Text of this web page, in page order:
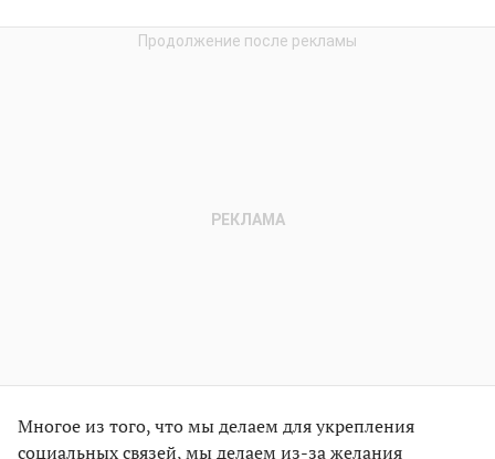
Многое из того, что мы делаем для укрепления
социальных связей, мы делаем из-за желания